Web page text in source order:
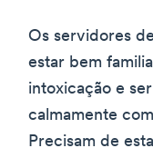
Os servidores
estar bem
intoxicação e
calmamente
Precisam de